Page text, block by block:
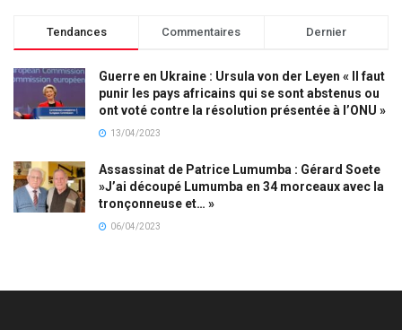
Tendances Commentaires Dernier
Guerre en Ukraine : Ursula von der Leyen « Il faut
punir les pays africains qui se sont abstenus ou
ont voté contre la résolution présentée à l’ONU »
13/04/2023
Assassinat de Patrice Lumumba : Gérard Soete
»J’ai découpé Lumumba en 34 morceaux avec la
tronçonneuse et… »
06/04/2023